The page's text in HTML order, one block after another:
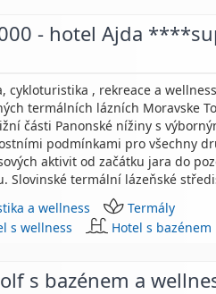
- hotel Ajda
cykloturistika , rekreace a
termálních lázních Moravske
části Panonské nížiny s
podmínkami pro všechny
aktivit od začátku jara do
Slovinské termální lázeňské
a wellness
Termály
s wellness
Hotel s bazénem
s bazénem a